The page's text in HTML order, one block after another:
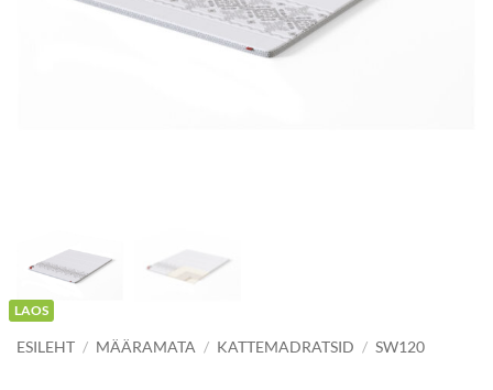
LAOS
ESILEHT / MÄÄRAMATA / KATTEMADRATSID / SW120